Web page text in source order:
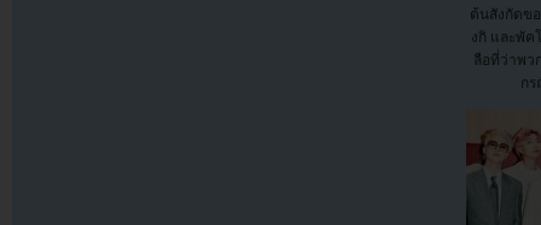
ต้นสังกัดขอ
งกิ และพัค
ลือที่ว่าพว
ก